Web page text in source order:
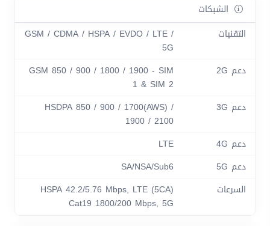
الشبكات
التقنيات
GSM / CDMA / HSPA / EVDO / LTE /
5G
دعم 2G
GSM 850 / 900 / 1800 / 1900 - SIM
1 & SIM 2
دعم 3G
HSDPA 850 / 900 / 1700(AWS) /
1900 / 2100
دعم 4G
LTE
دعم 5G
SA/NSA/Sub6
السرعات
HSPA 42.2/5.76 Mbps, LTE (5CA)
Cat19 1800/200 Mbps, 5G